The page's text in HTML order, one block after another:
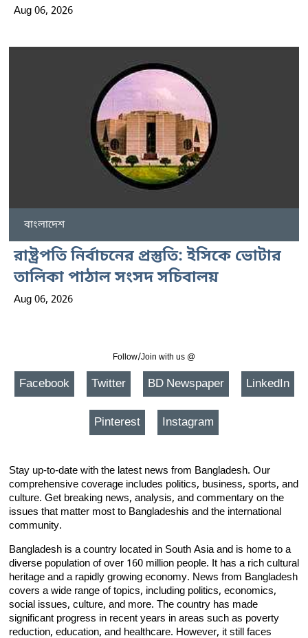
Aug 06, 2026
বাংলাদেশ
রাষ্ট্রপতি নির্বাচনের প্রস্তুতি: ইসিকে ভোটার
তালিকা পাঠাল সংসদ সচিবালয়
Aug 06, 2026
Follow/Join with us @
Facebook Twitter BD Newspaper LinkedIn
Pinterest Instagram
Stay up-to-date with the latest news from Bangladesh. Our
comprehensive coverage includes politics, business, sports, and
culture. Get breaking news, analysis, and commentary on the
issues that matter most to Bangladeshis and the international
community.
Bangladesh is a country located in South Asia and is home to a
diverse population of over 160 million people. It has a rich cultural
heritage and a rapidly growing economy. News from Bangladesh
covers a wide range of topics, including politics, economics,
social issues, culture, and more. The country has made
significant progress in recent years in areas such as poverty
reduction, education, and healthcare. However, it still faces